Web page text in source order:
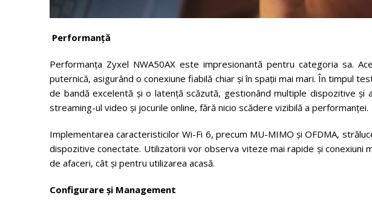
Performanță
Performanța Zyxel NWA50AX este impresionantă pentru categoria sa.
puternică, asigurând o conexiune fiabilă chiar și în spații mai mari. În timpul
de bandă excelentă și o latență scăzută, gestionând multiple dispozitive și
streaming-ul video și jocurile online, fără nicio scădere vizibilă a performanței.
Implementarea caracteristicilor Wi-Fi 6, precum MU-MIMO și OFDMA,
dispozitive conectate. Utilizatorii vor observa viteze mai rapide și conexiuni
de afaceri, cât și pentru utilizarea acasă.
Configurare și Management